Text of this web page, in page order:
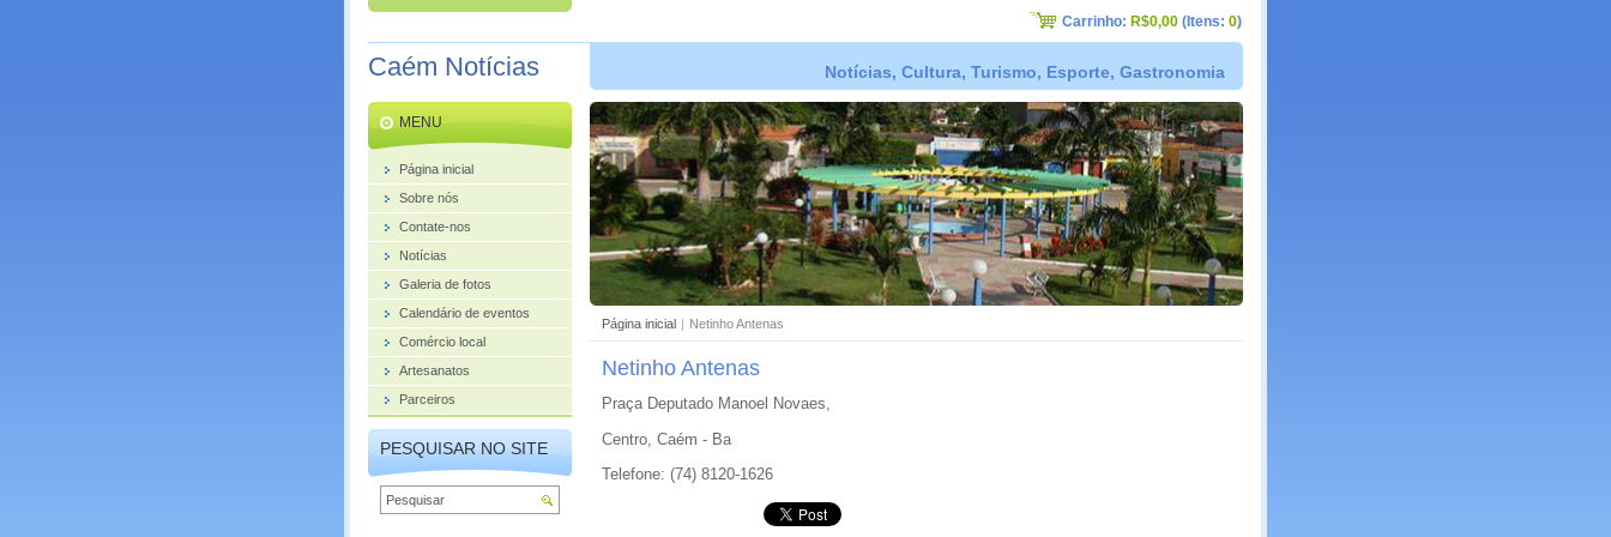
Caém Notícias Notícias, Cultura, Turismo, Esporte, Gastronomia
Página inicial | Netinho Antenas
Netinho Antenas
Praça Deputado Manoel Novaes,
Centro, Caém - Ba
Telefone: (74) 8120-1626
MENU
Página inicial
Sobre nós
Contate-nos
Notícias
Galeria de fotos
Calendário de eventos
Comércio local
Artesanatos
Parceiros
PESQUISAR NO SITE
Carrinho: R$0,00 (Itens: 0)